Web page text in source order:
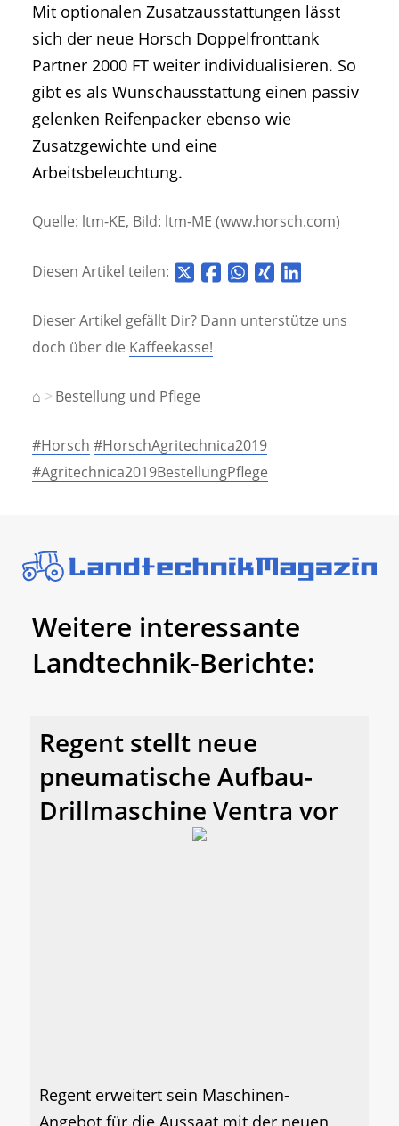
Mit optionalen Zusatzausstattungen lässt
sich der neue Horsch Doppelfronttank
Partner 2000 FT weiter individualisieren. So
gibt es als Wunschausstattung einen passiv
gelenken Reifenpacker ebenso wie
Zusatzgewichte und eine
Arbeitsbeleuchtung.
Quelle: ltm-KE, Bild: ltm-ME (www.horsch.com)
Diesen Artikel teilen:
Dieser Artikel gefällt Dir? Dann unterstütze uns
doch über die Kaffeekasse!
⌂ Bestellung und Pflege
#Horsch #HorschAgritechnica2019
#Agritechnica2019BestellungPflege
Weitere interessante
Landtechnik-Berichte:
Regent stellt neue
pneumatische Aufbau-
Drillmaschine Ventra vor
Regent erweitert sein Maschinen-
Angebot für die Aussaat mit der neuen